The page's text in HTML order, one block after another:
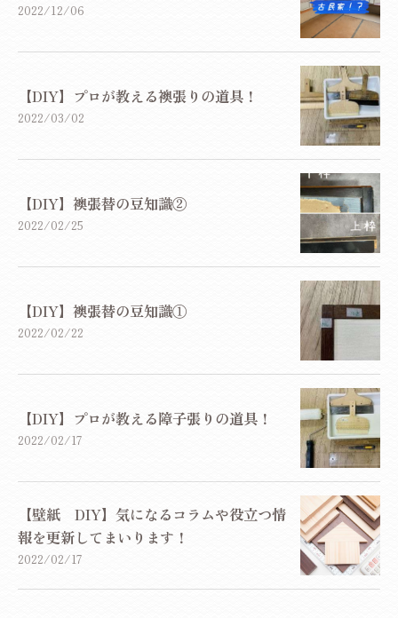
2022/12/06
【DIY】プロが教える襖張りの道具！
2022/03/02
【DIY】襖張替の豆知識②
2022/02/25
【DIY】襖張替の豆知識①
2022/02/22
【DIY】プロが教える障子張りの道具！
2022/02/17
【壁紙 DIY】気になるコラムや役立つ情
報を更新してまいります！
2022/02/17